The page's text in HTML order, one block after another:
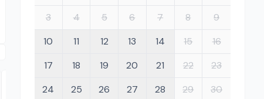
3
4 5 6 7 8
9
10
11 12 13 14 15
16
17
18 19 20 21 22
23
24
25 26 27 28 29
30